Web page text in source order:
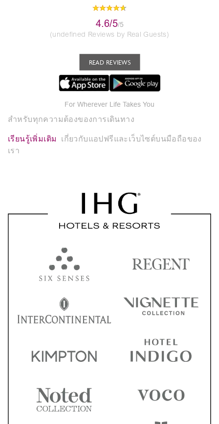
4.6/5/5
(undefined Reviews by Real Guests)
READ REVIEWS
For Wherever Life Takes You
สำหรับทุกความต้องของการเดินทาง
เรียนรู้เพิ่มเติม
เกี่ยวกับแอปฟรีและเว็บไซต์บนมือถือของ
เรา